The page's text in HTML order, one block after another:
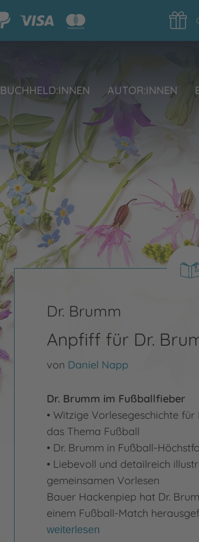
BUCHHELD:INNEN AUTOR:INNEN
Dr. Brumm
Anpfiff für Dr.
von Daniel Napp
Dr. Brumm im Fußballfieber
• Witzige Vorlesegeschichte
das Thema Fußball
• Dr. Brumm in Fußball-
• Liebevoll und detailreich
gemeinsamen Vorlesen
Bauer Hackenpiep hat Dr.
einem Fußball-Match
weiterlesen